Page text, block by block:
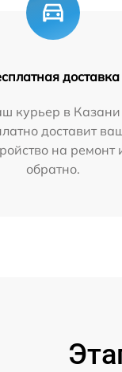
доставка
курьер в Казани
доставит
на ремонт
обратно.